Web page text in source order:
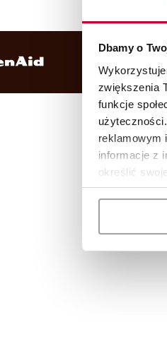
Dbamy o
zwiększenia
funkcje
reklamowym
informacje z
określić